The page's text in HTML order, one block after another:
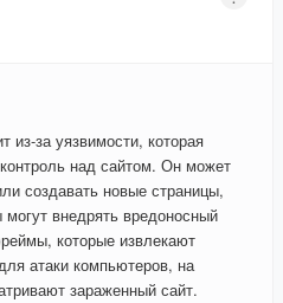
из-за уязвимости, которая
над сайтом. Он может
создавать новые страницы,
внедрять вредоносный
которые извлекают
атаки компьютеров, на
зараженный сайт.